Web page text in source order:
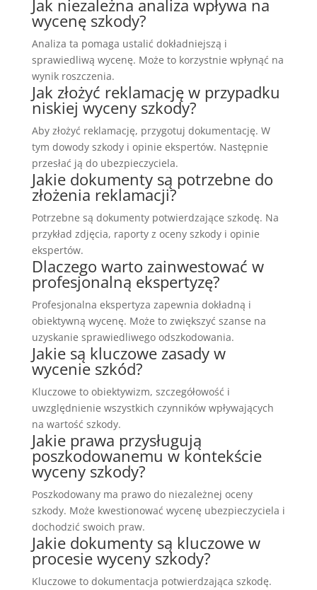
Jak niezależna analiza wpływa na
wycenę szkody?
Analiza ta pomaga ustalić dokładniejszą i
sprawiedliwą wycenę. Może to korzystnie wpłynąć na
wynik roszczenia.
Jak złożyć reklamację w przypadku
niskiej wyceny szkody?
Aby złożyć reklamację, przygotuj dokumentację. W
tym dowody szkody i opinie ekspertów. Następnie
przesłać ją do ubezpieczyciela.
Jakie dokumenty są potrzebne do
złożenia reklamacji?
Potrzebne są dokumenty potwierdzające szkodę. Na
przykład zdjęcia, raporty z oceny szkody i opinie
ekspertów.
Dlaczego warto zainwestować w
profesjonalną ekspertyzę?
Profesjonalna ekspertyza zapewnia dokładną i
obiektywną wycenę. Może to zwiększyć szanse na
uzyskanie sprawiedliwego odszkodowania.
Jakie są kluczowe zasady w
wycenie szkód?
Kluczowe to obiektywizm, szczegółowość i
uwzględnienie wszystkich czynników wpływających
na wartość szkody.
Jakie prawa przysługują
poszkodowanemu w kontekście
wyceny szkody?
Poszkodowany ma prawo do niezależnej oceny
szkody. Może kwestionować wycenę ubezpieczyciela i
dochodzić swoich praw.
Jakie dokumenty są kluczowe w
procesie wyceny szkody?
Kluczowe to dokumentacja potwierdzająca szkodę.